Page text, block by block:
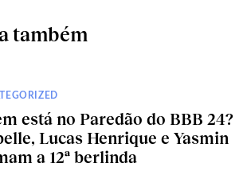
também
está no Paredão do BBB 24?
Lucas Henrique e Yasmin
a 12ª berlinda